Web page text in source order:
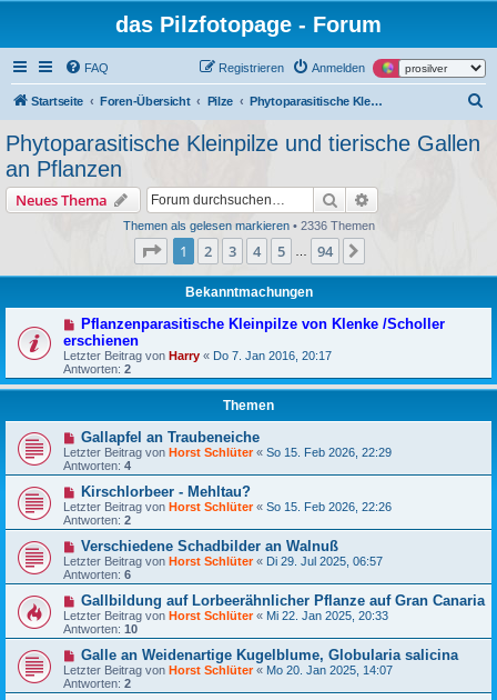
das Pilzfotopage - Forum
FAQ Anmelden
Registrieren
Startseite Foren-Übersicht Pilze Phytoparasitische Kleinpilze und tierische Gallen an Pflanzen
Phytoparasitische Kleinpilze und tierische Gallen
an Pflanzen
Neues Thema Suche
Themen als gelesen markieren• 2336 Themen
Seite 1von 94
1 2 3 4 5 94
Bekanntmachungen
Pflanzenparasitische Kleinpilze von Klenke /Scholler
erschienen
Letzter Beitrag von Harry « Do 7. Jan 2016, 20:17
Antworten: 2
Themen
Gallapfel an Traubeneiche
Letzter Beitrag von Horst Schlüter« So 15. Feb 2026, 22:29
Antworten: 4
Kirschlorbeer - Mehltau?
Letzter Beitrag von Horst Schlüter« So 15. Feb 2026, 22:26
Antworten: 2
Verschiedene Schadbilder an Walnuß
Letzter Beitrag von Horst Schlüter« Di 29. Jul 2025, 06:57
Antworten: 6
Gallbildung auf Lorbeerähnlicher Pflanze auf Gran Canaria
Letzter Beitrag von Horst Schlüter« Mi 22. Jan 2025, 20:33
Antworten: 10
Galle an Weidenartige Kugelblume, Globularia salicina
Letzter Beitrag von Horst Schlüter« Mo 20. Jan 2025, 14:07
Antworten: 2